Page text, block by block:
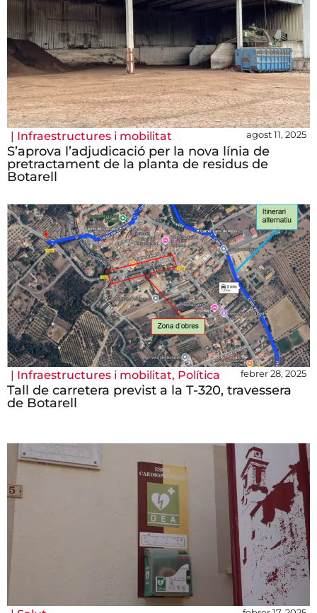
| Infraestructures i mobilitat agost 11, 2025
S’aprova l’adjudicació per la nova línia de
pretractament de la planta de residus de
Botarell
| Infraestructures i mobilitat, Política febrer 28, 2025
Tall de carretera previst a la T-320, travessera
de Botarell